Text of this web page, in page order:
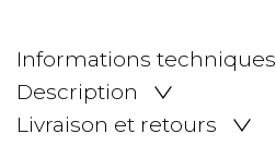
Informations techniques
Description
Livraison et retours